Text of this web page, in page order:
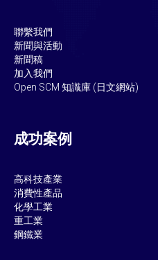
聯繫我們
新聞與活動
新聞稿
加入我們
Open SCM 知識庫 (日文網站)
成功案例
高科技產業
消費性產品
化學工業
重工業
鋼鐵業